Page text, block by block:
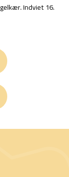
Indviet 16.